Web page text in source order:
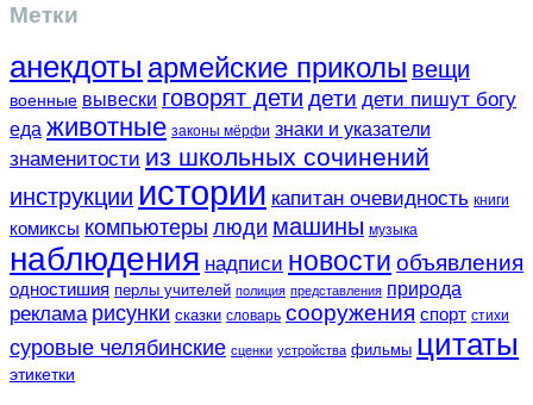
Метки
анекдоты армейские приколы вещи
военные вывески говорят дети дети дети пишут богу
еда животные законы мёрфи знаки и указатели
знаменитости из школьных сочинений
инструкции истории капитан очевидность книги
комиксы компьютеры люди машины музыка
наблюдения надписи новости объявления
одностишия перлы учителей полиция представления природа
реклама рисунки сказки словарь сооружения спорт стихи
суровые челябинские сценки устройства фильмы цитаты
этикетки